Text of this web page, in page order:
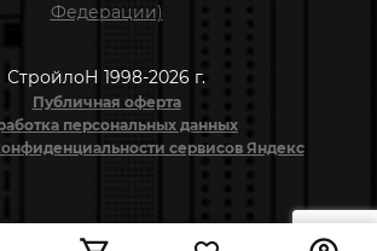
Федерации)
СтройлоН 1998-2026 г.
Публичная оферта
персональных данных
сервисов Яндекс